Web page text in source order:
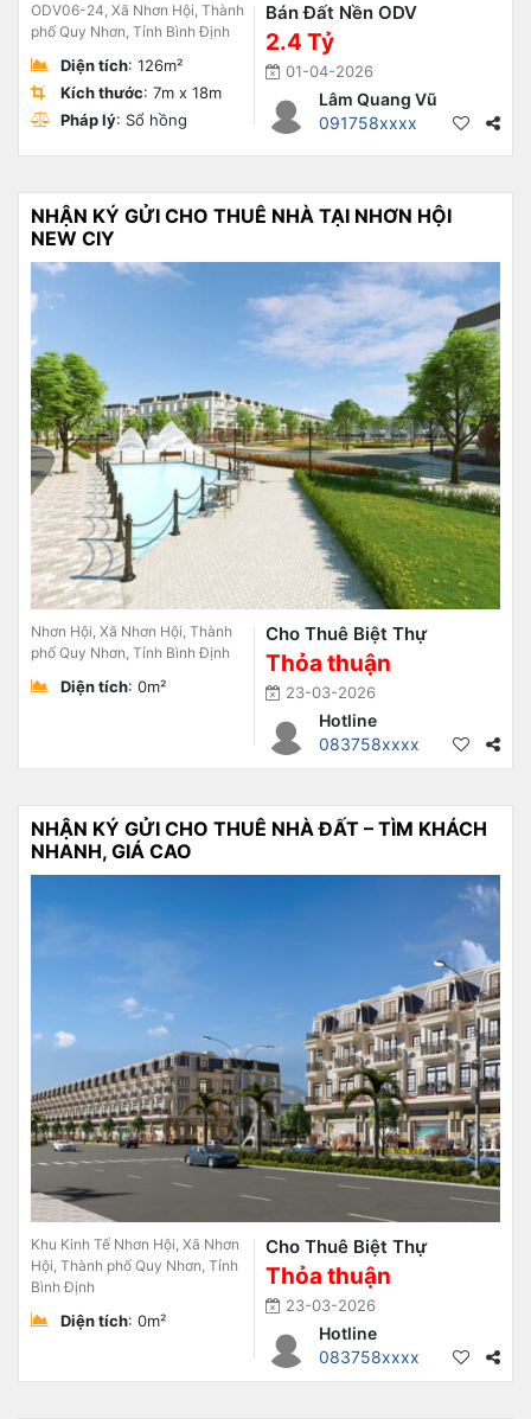
ODV06-24, Xã Nhơn Hội, Thành
phố Quy Nhơn, Tỉnh Bình Định
Diện tích: 126m²
Kích thước: 7m x 18m
Pháp lý: Sổ hồng
Bán Đất Nền ODV
2.4 Tỷ
01-04-2026
Lâm Quang Vũ
091758xxxx
NHẬN KÝ GỬI CHO THUÊ NHÀ TẠI NHƠN HỘI
NEW CIY
Nhơn Hội, Xã Nhơn Hội, Thành
phố Quy Nhơn, Tỉnh Bình Định
Diện tích: 0m²
Cho Thuê Biệt Thự
Thỏa thuận
23-03-2026
Hotline
083758xxxx
NHẬN KÝ GỬI CHO THUÊ NHÀ ĐẤT – TÌM KHÁCH
NHANH, GIÁ CAO
Khu Kinh Tế Nhơn Hội, Xã Nhơn
Hội, Thành phố Quy Nhơn, Tỉnh
Bình Định
Diện tích: 0m²
Cho Thuê Biệt Thự
Thỏa thuận
23-03-2026
Hotline
083758xxxx